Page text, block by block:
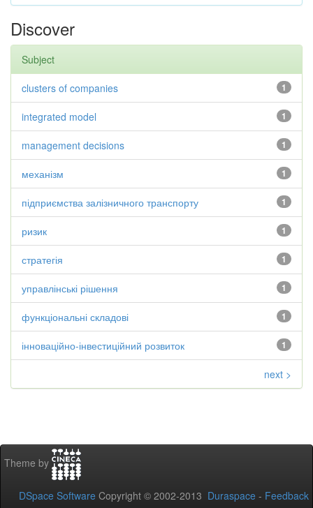
Discover
Subject
1
clusters of companies
1
integrated model
1
management decisions
1
механізм
1
підприємства залізничного транспорту
1
ризик
1
стратегія
1
управлінські рішення
1
функціональні складові
1
інноваційно-інвестиційний розвиток
next >
Theme by
DSpace Software Copyright © 2002-2013 Duraspace - Feedback